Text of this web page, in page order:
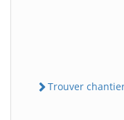
Trouver